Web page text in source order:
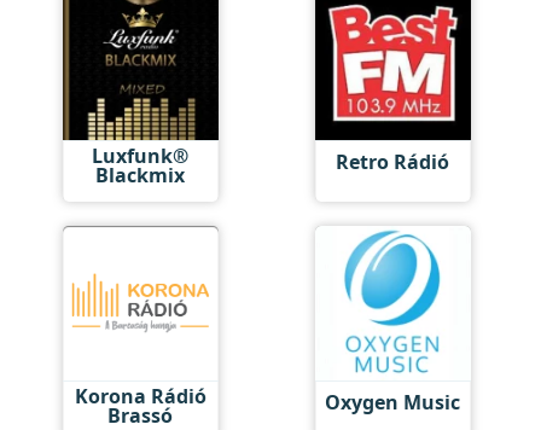
Luxfunk®
Blackmix Retro Rádió
Korona Rádió
Brassó Oxygen Music